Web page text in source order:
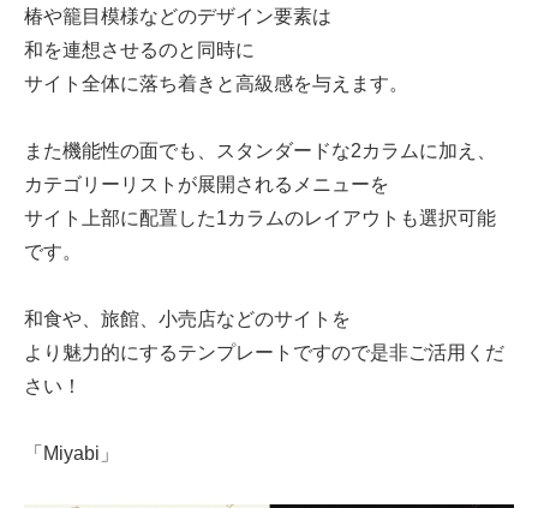
椿や籠目模様などのデザイン要素は
和を連想させるのと同時に
サイト全体に落ち着きと高級感を与えます。
また機能性の面でも、スタンダードな2カラムに加え、
カテゴリーリストが展開されるメニューを
サイト上部に配置した1カラムのレイアウトも選択可能
です。
和食や、旅館、小売店などのサイトを
より魅力的にするテンプレートですので是非ご活用くだ
さい！
「Miyabi」